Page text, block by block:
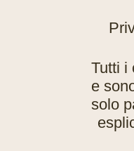
Tutti i
e
solo